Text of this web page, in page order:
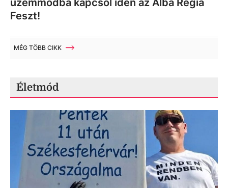
Feszt!
MÉG TÖBB CIKK
Életmód